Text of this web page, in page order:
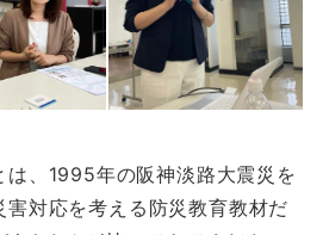
は、1995年の阪神淡路大震災を
害対応を考える防災教育教材だ